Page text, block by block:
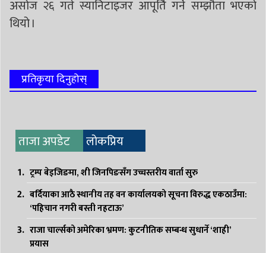
असोज २६ गते स्यानिटाइजर आपूर्ति गर्ने सम्झौता भएको
थियो ।
प्रतिकृया दिनुहोस्
ताजा अपडेट लोकप्रिय
ट्रम्प बेइजिङमा, शी जिनपिङसँग उच्चस्तरीय वार्ता सुरु
बर्दियाका आठै स्थानीय तह वन कार्यालयको सूचना विरुद्ध एकठाउँमा:
‘पहिचान नगरी बस्ती नहटाऊ’
राजा चार्ल्सको अमेरिका भ्रमण: कुटनीतिक सम्बन्ध सुधार्ने ‘शाही’
प्रयास